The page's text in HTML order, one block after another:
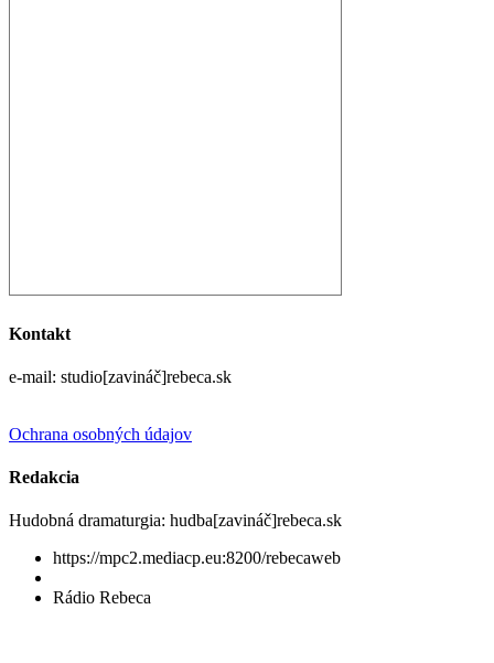
Kontakt
e-mail: studio[zavináč]rebeca.sk
Ochrana osobných údajov
Redakcia
Hudobná dramaturgia: hudba[zavináč]rebeca.sk
https://mpc2.mediacp.eu:8200/rebecaweb
Rádio Rebeca